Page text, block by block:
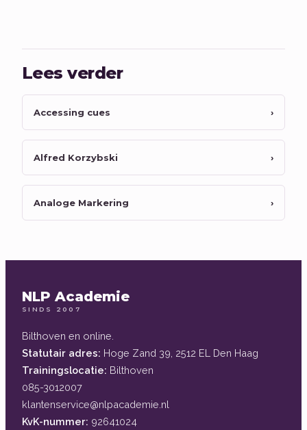
Lees verder
Accessing cues ›
Alfred Korzybski ›
Analoge Markering ›
NLP Academie
SINDS 2007
Bilthoven en online.
Statutair adres: Hoge Zand 39, 2512 EL Den Haag
Trainingslocatie: Bilthoven
085-3012007
klantenservice@nlpacademie.nl
KvK-nummer: 92641024